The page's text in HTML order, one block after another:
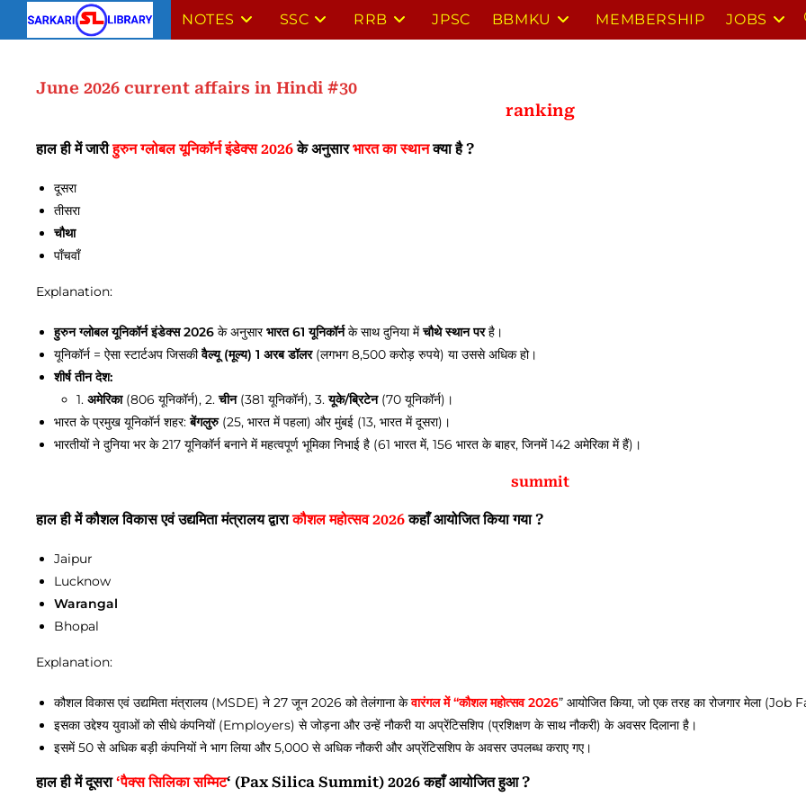
NOTES SSC RRB JPSC BBMKU MEMBERSHIP JOBS
June 2026 current affairs in Hindi #30
ranking
हाल ही में जारीहुरुन ग्लोबल यूनिकॉर्न इंडेक्स 2026के अनुसारभारत का स्थानक्या है ?
दूसरा
तीसरा
चौथा
पाँचवाँ
Explanation:
हुरुन ग्लोबल यूनिकॉर्न इंडेक्स 2026 के अनुसारभारत 61 यूनिकॉर्नके साथ दुनिया मेंचौथे स्थान परहै।
यूनिकॉर्न = ऐसा स्टार्टअप जिसकीवैल्यू (मूल्य) 1 अरब डॉलर(लगभग 8,500 करोड़ रुपये) या उससे अधिक हो।
शीर्ष तीन देश:
1. अमेरिका(806 यूनिकॉर्न), 2.चीन(381 यूनिकॉर्न), 3.यूके/ब्रिटेन(70 यूनिकॉर्न)।
भारत के प्रमुख यूनिकॉर्न शहर:बेंगलुरु(25, भारत में पहला) और मुंबई (13, भारत में दूसरा)।
भारतीयों ने दुनिया भर के 217 यूनिकॉर्न बनाने में महत्वपूर्ण भूमिका निभाई है (61 भारत में, 156 भारत के बाहर, जिनमें 142 अमेरिका में हैं)।
summit
हाल ही में कौशल विकास एवं उद्यमिता मंत्रालय द्वाराकौशल महोत्सव 2026कहाँ आयोजित किया गया ?
Jaipur
Lucknow
Warangal
Bhopal
Explanation:
कौशल विकास एवं उद्यमिता मंत्रालय (MSDE) ने 27 जून 2026 को तेलंगाना केवारंगल में “कौशल महोत्सव 2026” आयोजित किया, जो एक तरह का रोजगार मेला (Job
इसका उद्देश्य युवाओं को सीधे कंपनियों (Employers) से जोड़ना और उन्हें नौकरी या अप्रेंटिसशिप (प्रशिक्षण के साथ नौकरी) के अवसर दिलाना है।
इसमें 50 से अधिक बड़ी कंपनियों ने भाग लिया और 5,000 से अधिक नौकरी और अप्रेंटिसशिप के अवसर उपलब्ध कराए गए।
हाल ही में दूसरा‘पैक्स सिलिका सम्मिट‘ (Pax Silica Summit) 2026 कहाँ आयोजित हुआ ?